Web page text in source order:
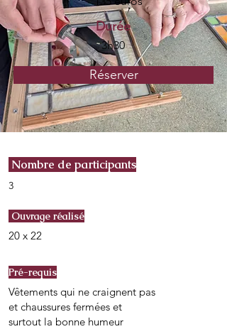
Durée
3h30
Réserver
Nombre de participants
3
Ouvrage réalisé
20 x 22
Pré-requis
Vêtements qui ne craignent pas
et chaussures fermées et
surtout la bonne humeur